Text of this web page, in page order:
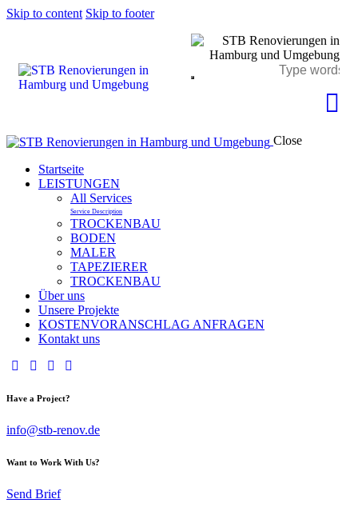
Skip to content Skip to footer
Close
Startseite
LEISTUNGEN
All Services
Service Description
TROCKENBAU
BODEN
MALER
TAPEZIERER
TROCKENBAU
Über uns
Unsere Projekte
KOSTENVORANSCHLAG ANFRAGEN
Kontakt uns
Have a Project?
info@stb-renov.de
Want to Work With Us?
Send Brief